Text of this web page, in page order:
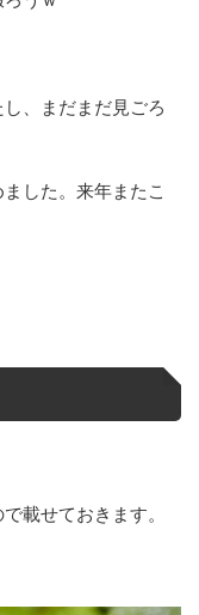
、まだまだ見ごろ
した。来年またこ
載せておきます。